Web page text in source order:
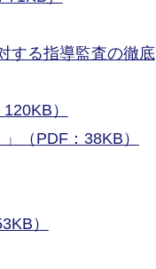
する指導監査の徹底
）
（PDF：38KB）
）